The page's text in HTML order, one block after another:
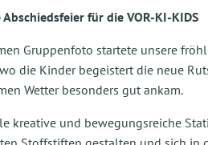
für die VOR-KI-KIDS
Gruppenfoto startete unsere
die Kinder begeistert die neue
Wetter besonders gut ankam.
kreative und bewegungsreiche